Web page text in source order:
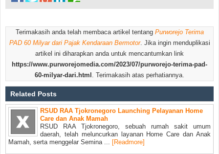
Terimakasih anda telah membaca artikel tentang Purworejo Terima
PAD 60 Milyar dari Pajak Kendaraan Bermotor. Jika ingin menduplikasi
artikel ini diharapkan anda untuk mencantumkan link
https://www.purworejomedia.com/2023/07/purworejo-terima-pad-
60-milyar-dari.html . Terimakasih atas perhatiannya.
Related Posts
RSUD RAA Tjokronegoro Launching Pelayanan Home
Care dan Anak Mamah
RSUD RAA Tjokronegoro, sebuah rumah sakit umum
daerah, telah meluncurkan layanan Home Care dan Anak
Mamah, serta menggelar Semina ... [Readmore]